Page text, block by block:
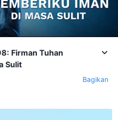
Firman Tuhan
Sulit
Bagikan